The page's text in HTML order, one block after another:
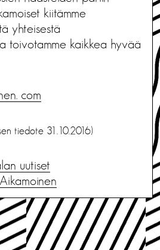
kiitämme
yhteisestä
toivotamme kaikkea hyvää
com
tiedote 31.10.2016)
uutiset